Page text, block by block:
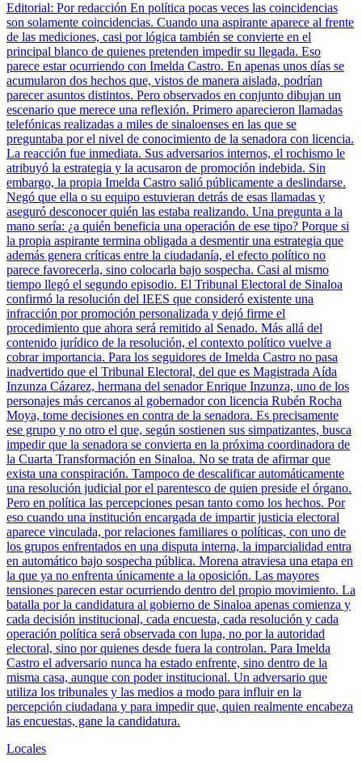
Editorial: Por redacción En política pocas veces las coincidencias
son solamente coincidencias. Cuando una aspirante aparece al frente
de las mediciones, casi por lógica también se convierte en el
principal blanco de quienes pretenden impedir su llegada. Eso
parece estar ocurriendo con Imelda Castro. En apenas unos días se
acumularon dos hechos que, vistos de manera aislada, podrían
parecer asuntos distintos. Pero observados en conjunto dibujan un
escenario que merece una reflexión. Primero aparecieron llamadas
telefónicas realizadas a miles de sinaloenses en las que se
preguntaba por el nivel de conocimiento de la senadora con licencia.
La reacción fue inmediata. Sus adversarios internos, el rochismo le
atribuyó la estrategia y la acusaron de promoción indebida. Sin
embargo, la propia Imelda Castro salió públicamente a deslindarse.
Negó que ella o su equipo estuvieran detrás de esas llamadas y
aseguró desconocer quién las estaba realizando. Una pregunta a la
mano sería: ¿a quién beneficia una operación de ese tipo? Porque si
la propia aspirante termina obligada a desmentir una estrategia que
además genera críticas entre la ciudadanía, el efecto político no
parece favorecerla, sino colocarla bajo sospecha. Casi al mismo
tiempo llegó el segundo episodio. El Tribunal Electoral de Sinaloa
confirmó la resolución del IEES que consideró existente una
infracción por promoción personalizada y dejó firme el
procedimiento que ahora será remitido al Senado. Más allá del
contenido jurídico de la resolución, el contexto político vuelve a
cobrar importancia. Para los seguidores de Imelda Castro no pasa
inadvertido que el Tribunal Electoral, del que es Magistrada Aída
Inzunza Cázarez, hermana del senador Enrique Inzunza, uno de los
personajes más cercanos al gobernador con licencia Rubén Rocha
Moya, tome decisiones en contra de la senadora. Es precisamente
ese grupo y no otro el que, según sostienen sus simpatizantes, busca
impedir que la senadora se convierta en la próxima coordinadora de
la Cuarta Transformación en Sinaloa. No se trata de afirmar que
exista una conspiración. Tampoco de descalificar automáticamente
una resolución judicial por el parentesco de quien preside el órgano.
Pero en política las percepciones pesan tanto como los hechos. Por
eso cuando una institución encargada de impartir justicia electoral
aparece vinculada, por relaciones familiares o políticas, con uno de
los grupos enfrentados en una disputa interna, la imparcialidad entra
en automático bajo sospecha pública. Morena atraviesa una etapa en
la que ya no enfrenta únicamente a la oposición. Las mayores
tensiones parecen estar ocurriendo dentro del propio movimiento. La
batalla por la candidatura al gobierno de Sinaloa apenas comienza y
cada decisión institucional, cada encuesta, cada resolución y cada
operación política será observada con lupa, no por la autoridad
electoral, sino por quienes desde fuera la controlan. Para Imelda
Castro el adversario nunca ha estado enfrente, sino dentro de la
misma casa, aunque con poder institucional. Un adversario que
utiliza los tribunales y las medios a modo para influir en la
percepción ciudadana y para impedir que, quien realmente encabeza
las encuestas, gane la candidatura.
Locales